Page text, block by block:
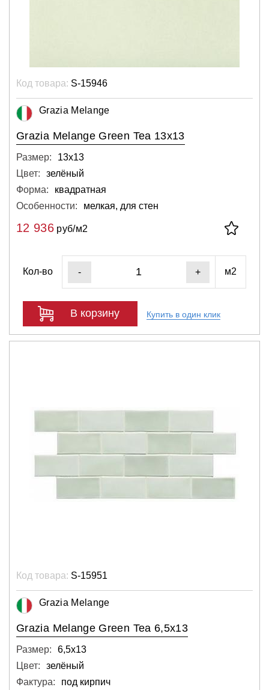
Код товара: S-15946
Grazia Melange
Grazia Melange Green Tea 13x13
Размер:
13х13
Цвет:
зелёный
Форма:
квадратная
Особенности:
мелкая, для стен
12 936руб/м2
Кол-во - + м2
В корзину Купить в один клик
Код товара: S-15951
Grazia Melange
Grazia Melange Green Tea 6,5x13
Размер:
6,5х13
Цвет:
зелёный
Фактура:
под кирпич